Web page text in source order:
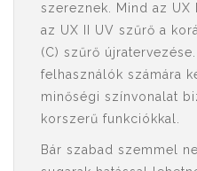
szereznek. Mind az UX
az UX II UV szűrő a
(C) szűrő
felhasználók számára
minőségi színvonalat
korszerű funkciókkal.
Bár szabad szemmel